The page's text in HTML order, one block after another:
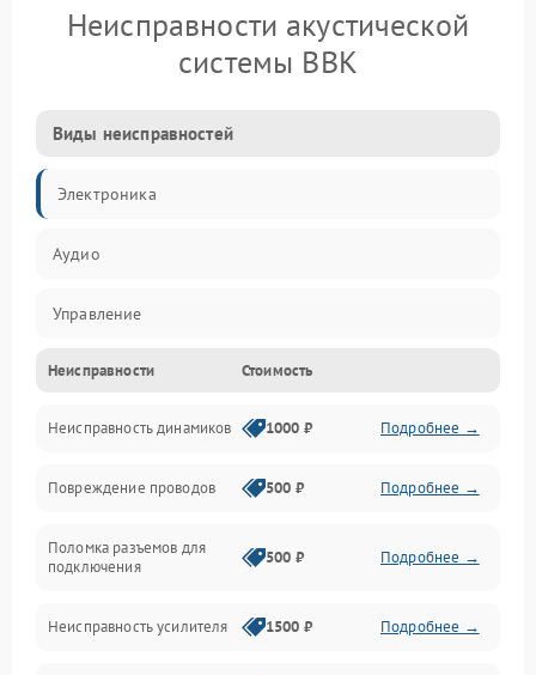
Неисправности акустической
системы BBK
Виды неисправностей
Электроника
Аудио
Управление
Электропитание
Связь
Механические повреждения
Неисправности Стоимость
Неисправность динамиков 1000 ₽ Подробнее →
Повреждение проводов 500 ₽ Подробнее →
Поломка разъемов для
подключения
500 ₽ Подробнее →
Неисправность усилителя 1500 ₽ Подробнее →